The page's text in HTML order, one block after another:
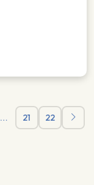
… 21 22